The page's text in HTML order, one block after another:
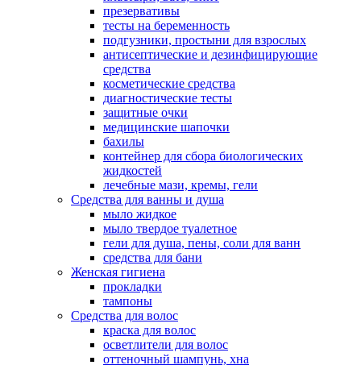
презервативы
тесты на беременность
подгузники, простыни для взрослых
антисептические и дезинфицирующие
средства
косметические средства
диагностические тесты
защитные очки
медицинские шапочки
бахилы
контейнер для сбора биологических
жидкостей
лечебные мази, кремы, гели
Средства для ванны и душа
мыло жидкое
мыло твердое туалетное
гели для душа, пены, соли для ванн
средства для бани
Женская гигиена
прокладки
тампоны
Средства для волос
краска для волос
осветлители для волос
оттеночный шампунь, хна